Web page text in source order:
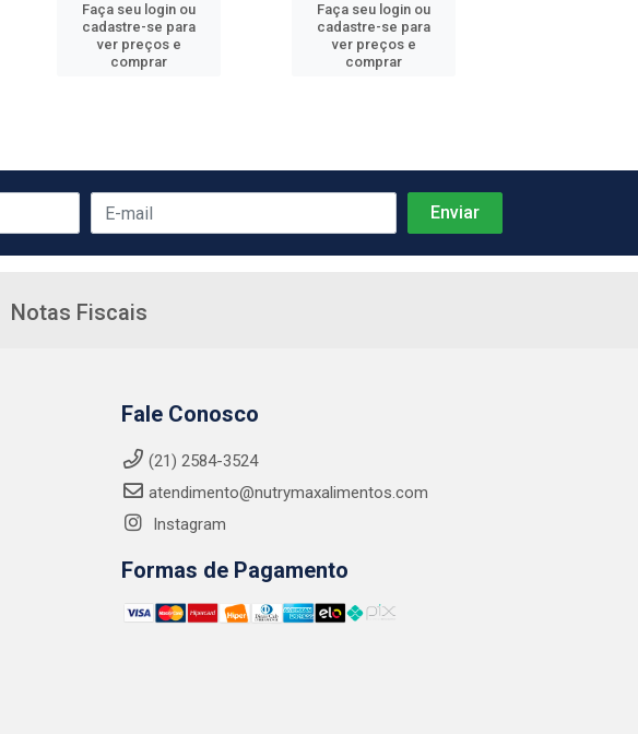
Faça seu login ou
cadastre-se para
ver preços e
comprar
Faça seu login ou
cadastre-se para
ver preços e
comprar
Notas Fiscais
Fale Conosco
(21) 2584-3524
atendimento@nutrymaxalimentos.com
Instagram
Formas de Pagamento